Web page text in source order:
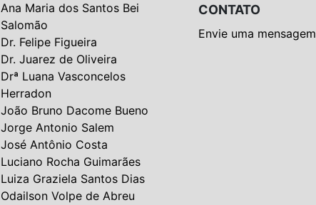
Ana Maria dos Santos Bei
Salomão
Dr. Felipe Figueira
Dr. Juarez de Oliveira
Drª Luana Vasconcelos
Herradon
João Bruno Dacome Bueno
Jorge Antonio Salem
José Antônio Costa
Luciano Rocha Guimarães
Luiza Graziela Santos Dias
Odailson Volpe de Abreu
CONTATO
Envie uma mensagem